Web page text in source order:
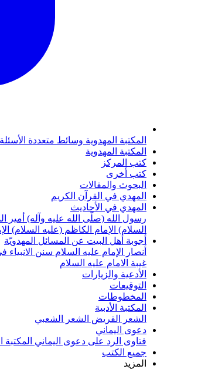
المكتبة المهدوية وسائط متعددة
المكتبة المهدوية
كتب المركز
كتب أخرى
البحوث والمقالات
المهدي في القرآن الكريم
المهدي في الأحاديث
رسول الله (صلّى الله عليه وآله) أمير
السلام) الإمام الكاظم (عليه السلام)
أجوبة أهل البيت عن المسائل المهدويّة
أنصار الإمام عليه السلام سنن الانبياء
غيبة الامام عليه السلام
الأدعية والزيارات
التوقيعات
المخطوطات
المكتبة الأدبية
الشعر القريض الشعر الشعبي
دعوى اليماني
فتاوى الرد على دعوى اليماني
جميع الكتب
المزيد